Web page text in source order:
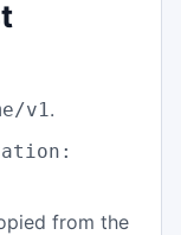
v1.
from the